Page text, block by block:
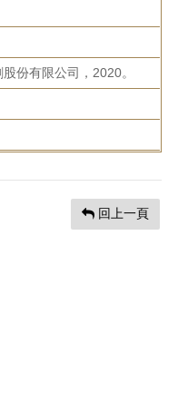
份有限公司，2020。
回上一頁